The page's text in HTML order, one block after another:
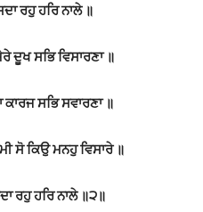
ਰਹੁ ਹਰਿ ਨਾਲੇ ॥
ਦੂਖ ਸਭਿ ਵਿਸਾਰਣਾ ॥
ਸਭਿ ਸਵਾਰਣਾ ॥
ਸੋ ਕਿਉ ਮਨਹੁ ਵਿਸਾਰੇ ॥
ਰਹੁ ਹਰਿ ਨਾਲੇ ॥੨॥